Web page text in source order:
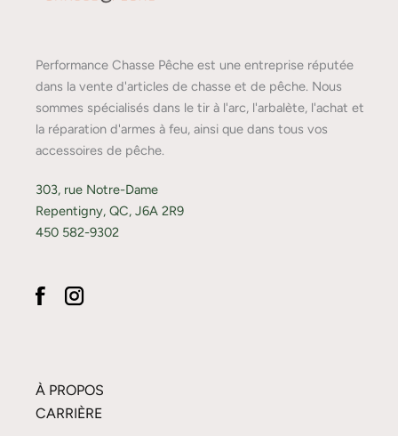
Performance Chasse Pêche est une entreprise réputée
dans la vente d'articles de chasse et de pêche. Nous
sommes spécialisés dans le tir à l'arc, l'arbalète, l'achat et
la réparation d'armes à feu, ainsi que dans tous vos
accessoires de pêche.
303, rue Notre-Dame
Repentigny, QC, J6A 2R9
450 582-9302
À PROPOS
CARRIÈRE